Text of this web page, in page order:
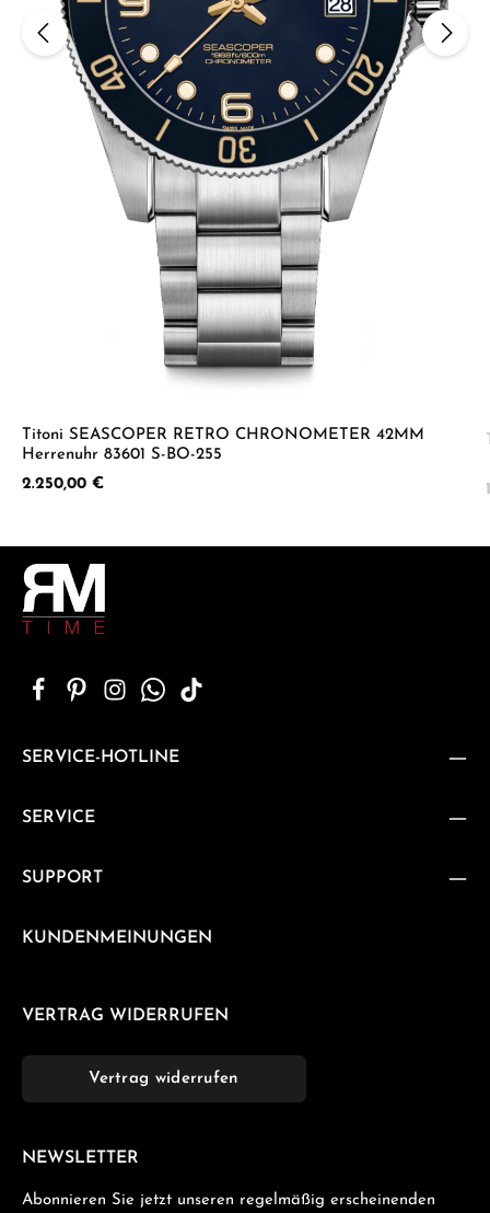
Titoni SEASCOPER RETRO CHRONOMETER 42MM
Herrenuhr 83601 S-BO-255
Regulärer Preis:
2.250,00 €
SERVICE-HOTLINE
SERVICE
SUPPORT
KUNDENMEINUNGEN
VERTRAG WIDERRUFEN
Vertrag widerrufen
NEWSLETTER
Abonnieren Sie jetzt unseren regelmäßig erscheinenden